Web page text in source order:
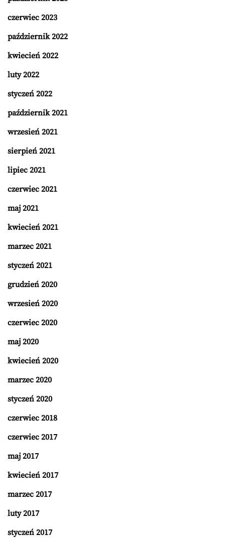
czerwiec 2023
październik 2022
kwiecień 2022
luty 2022
styczeń 2022
październik 2021
wrzesień 2021
sierpień 2021
lipiec 2021
czerwiec 2021
maj 2021
kwiecień 2021
marzec 2021
styczeń 2021
grudzień 2020
wrzesień 2020
czerwiec 2020
maj 2020
kwiecień 2020
marzec 2020
styczeń 2020
czerwiec 2018
czerwiec 2017
maj 2017
kwiecień 2017
marzec 2017
luty 2017
styczeń 2017